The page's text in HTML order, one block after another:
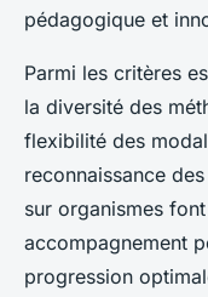
pédagogique et
Parmi les critères
la diversité des
flexibilité des
reconnaissance
sur organismes
accompagnement
progression